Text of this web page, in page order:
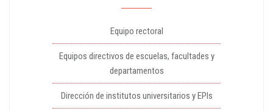
Equipo rectoral
Equipos directivos de escuelas, facultades y
departamentos
Dirección de institutos universitarios y EPIs